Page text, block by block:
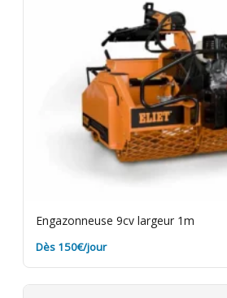
nettoyage. Assurance bris de
Engazonneuse 9cv largeur 1m
Dès 150€/jour